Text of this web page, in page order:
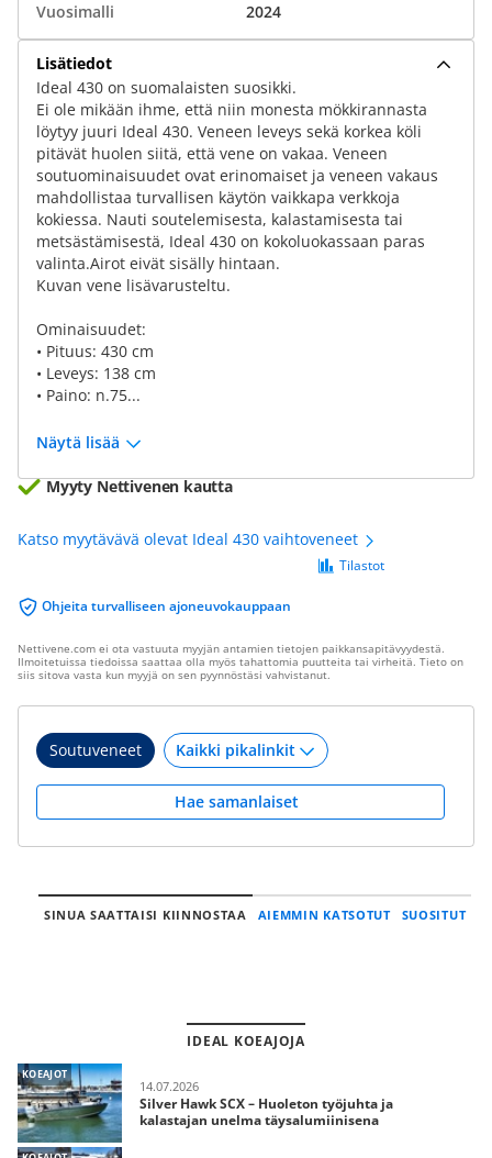
Vuosimalli
2024
Lisätiedot
Ideal 430 on suomalaisten suosikki.
Ei ole mikään ihme, että niin monesta mökkirannasta
löytyy juuri Ideal 430. Veneen leveys sekä korkea köli
pitävät huolen siitä, että vene on vakaa. Veneen
soutuominaisuudet ovat erinomaiset ja veneen vakaus
mahdollistaa turvallisen käytön vaikkapa verkkoja
kokiessa. Nauti soutelemisesta, kalastamisesta tai
metsästämisestä, Ideal 430 on kokoluokassaan paras
valinta.Airot eivät sisälly hintaan.
Kuvan vene lisävarusteltu.
Ominaisuudet:
• Pituus: 430 cm
• Leveys: 138 cm
• Paino: n.75...
Näytä lisää
Myyty Nettivenen kautta
Katso myytävävä olevat Ideal 430 vaihtoveneet
Ohjeita turvalliseen ajoneuvokauppaan
Tilastot
Nettivene.com ei ota vastuuta myyjän antamien tietojen paikkansapitävyydestä.
Ilmoitetuissa tiedoissa saattaa olla myös tahattomia puutteita tai virheitä. Tieto on
siis sitova vasta kun myyjä on sen pyynnöstäsi vahvistanut.
Soutuveneet
Hae samanlaiset
SINUA SAATTAISI KIINNOSTAA AIEMMIN KATSOTUT SUOSITUT
IDEAL KOEAJOJA
KOEAJOT
14.07.2026
Silver Hawk SCX – Huoleton työjuhta ja
kalastajan unelma täysalumiinisena